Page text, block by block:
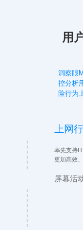
用
洞察眼
控分析
险行为
上网
率先支持
更加高效
屏幕活